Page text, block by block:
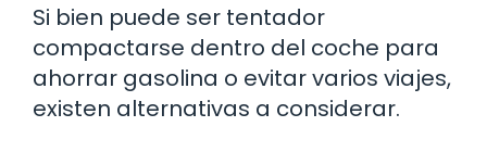
Si bien puede ser tentador
compactarse dentro del coche para
ahorrar gasolina o evitar varios viajes,
existen alternativas a considerar.